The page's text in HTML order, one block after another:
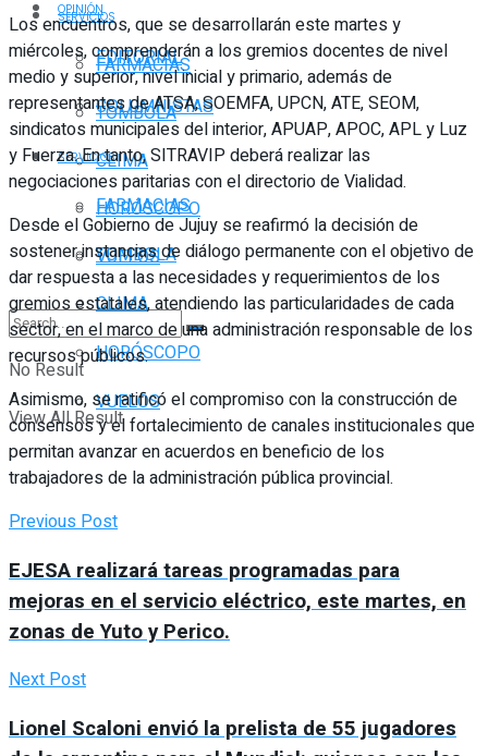
SERVICIOS
FARMACIAS
TOMBOLA
CLIMA
HORÓSCOPO
VUELOS
No Result
View All Result
OPINIÓN
EDITORIAL
COLUMNISTAS
SERVICIOS
FARMACIAS
TOMBOLA
CLIMA
HORÓSCOPO
VUELOS
Los encuentros, que se desarrollarán este martes y
miércoles, comprenderán a los gremios docentes de nivel
medio y superior, nivel inicial y primario, además de
representantes de ATSA, SOEMFA, UPCN, ATE, SEOM,
sindicatos municipales del interior, APUAP, APOC, APL y Luz
y Fuerza. En tanto, SITRAVIP deberá realizar las
negociaciones paritarias con el directorio de Vialidad.
Desde el Gobierno de Jujuy se reafirmó la decisión de
sostener instancias de diálogo permanente con el objetivo de
dar respuesta a las necesidades y requerimientos de los
gremios estatales, atendiendo las particularidades de cada
sector, en el marco de una administración responsable de los
recursos públicos.
Asimismo, se ratificó el compromiso con la construcción de
consensos y el fortalecimiento de canales institucionales que
permitan avanzar en acuerdos en beneficio de los
trabajadores de la administración pública provincial.
Previous Post
EJESA realizará tareas programadas para
mejoras en el servicio eléctrico, este martes, en
zonas de Yuto y Perico.
Next Post
Lionel Scaloni envió la prelista de 55 jugadores